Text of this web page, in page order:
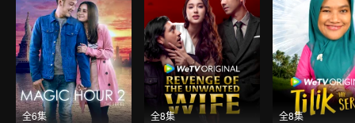
全6集 全8集 全8集